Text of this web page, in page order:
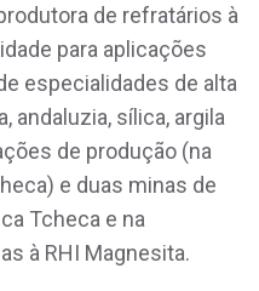
de refratários à
para aplicações
especialidades de alta
andaluzia, sílica, argila
de produção (na
e duas minas de
Tcheca e na
à RHI Magnesita.